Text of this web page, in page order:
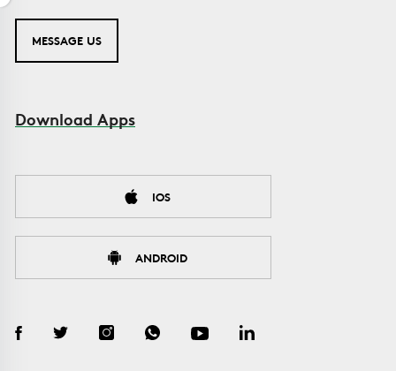
MESSAGE US
Download Apps
IOS
ANDROID